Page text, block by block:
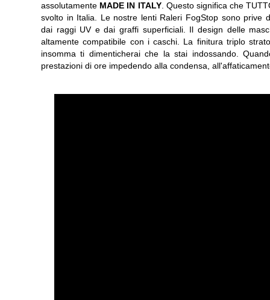
assolutamente MADE IN ITALY. Questo significa che
svolto in Italia. Le nostre lenti Raleri FogStop sono prive
dai raggi UV e dai graffi superficiali. Il design delle
altamente compatibile con i caschi. La finitura triplo
insomma ti dimenticherai che la stai indossando.
prestazioni di ore impedendo alla condensa,